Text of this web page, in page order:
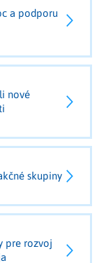
a podporu
nové
skupiny
pre rozvoj